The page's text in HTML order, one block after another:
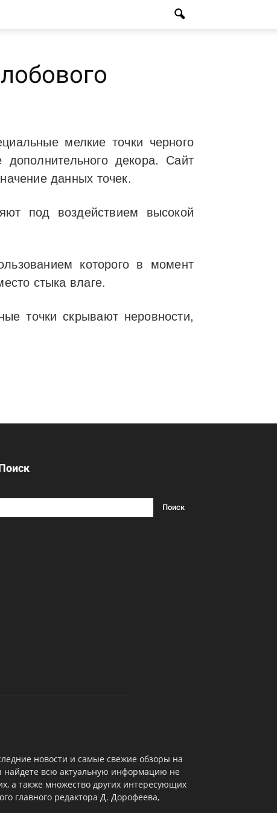
мелкие точки черного
декора. Сайт
данных точек.
под воздействием высокой
которого в момент
стыка влаге.
точки скрывают неровности,
новости и самые свежие обзоры на
всю актуальную информацию не
а также множество других интересующих
главного редактора Д. Дорофеева,